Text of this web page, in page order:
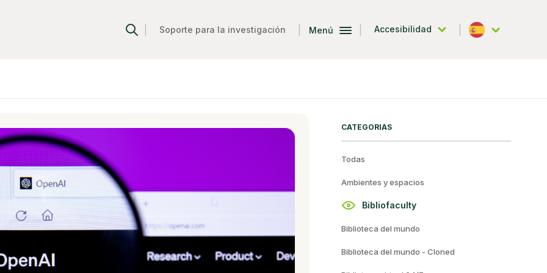
Soporte para la investigación Menú Accesibilidad
Español
CATEGORIAS
Todas
Ambientes y espacios
Bibliofaculty
Biblioteca del mundo
Biblioteca del mundo - Cloned